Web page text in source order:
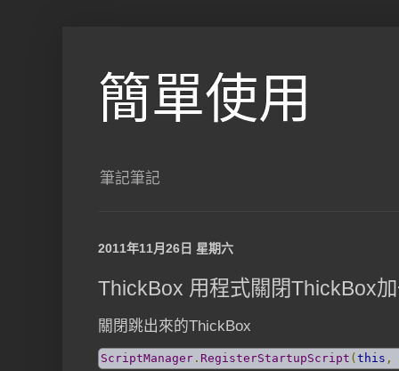
簡單使用
筆記筆記
2011年11月26日 星期六
ThickBox 用程式關閉ThickBox
關閉跳出來的ThickBox
ScriptManager . RegisterStartupScript ( this ,